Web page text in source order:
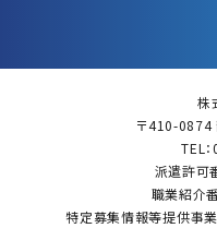
株
〒410-0874
TEL
派遣許可
職業紹介
特定募集情報等提供事